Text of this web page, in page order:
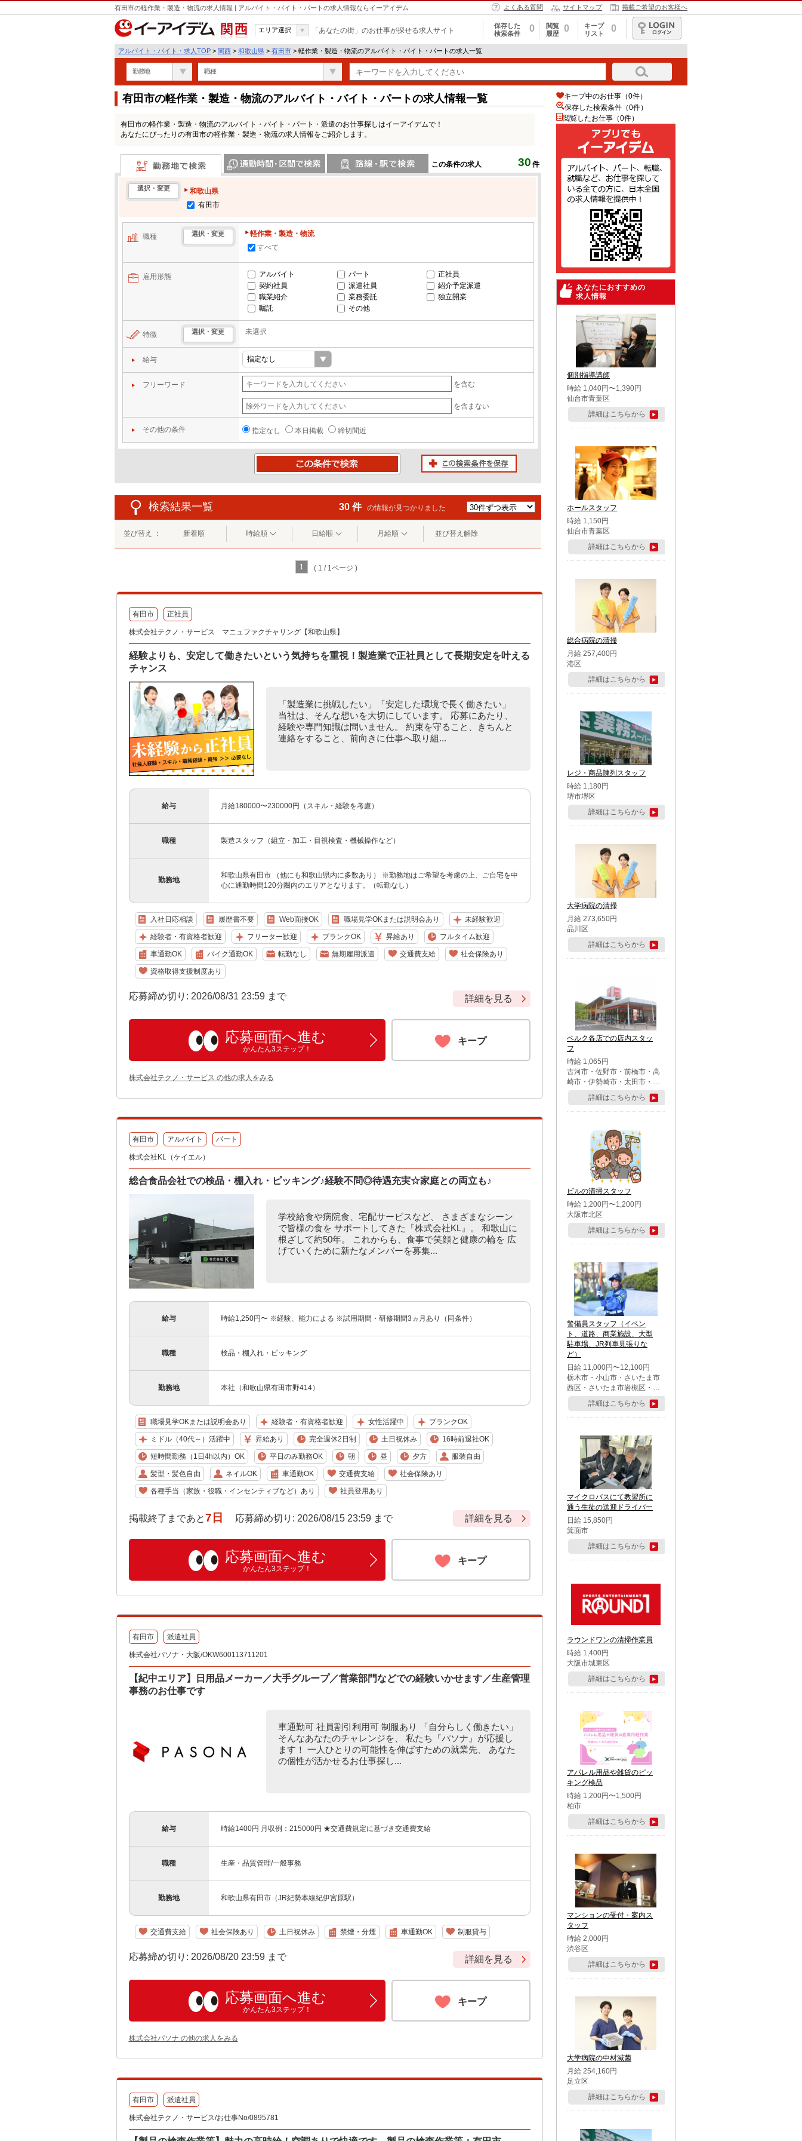
有田市の軽作業・製造・物流の求人情報 | アルバイト・バイト・パートの求人情報ならイーアイデム よくある質問 サイトマップ 掲載ご希望のお客様へ
関西
エリア選択 「あなたの街」のお仕事が探せる求人サイト
保存した
検索条件
0
閲覧
履歴
0
キープ
リスト
0
ログイン
アルバイト・バイト・求人TOP > 関西 > 和歌山県 > 有田市 > 軽作業・製造・物流のアルバイト・バイト・パートの求人一覧
勤務地 職種
有田市の軽作業・製造・物流のアルバイト・バイト・パートの求人情報一覧
有田市の軽作業・製造・物流のアルバイト・バイト・パート・派遣のお仕事探しはイーアイデムで！
あなたにぴったりの有田市の軽作業・製造・物流の求人情報をご紹介します。
この条件の求人 30 件
勤務地で検索
選択・変更
和歌山県
有田市
職種 選択・変更
軽作業・製造・物流
すべて
雇用形態 アルバイト パート
正社員
契約社員
派遣社員
紹介予定派遣
職業紹介
業務委託
独立開業
嘱託
その他
特徴 選択・変更 未選択
給与
フリーワード を含む
を含まない
その他の条件 指定なし 本日掲載 締切間近
検索結果一覧 30 件 の情報が見つかりました
並び替え ： 新着順 時給順 日給順 月給順 並び替え解除
1 ( 1 / 1ページ )
有田市 正社員
株式会社テクノ・サービス マニュファクチャリング【和歌山県】
経験よりも、安定して働きたいという気持ちを重視！製造業で正社員として長期安定を叶える
チャンス
「製造業に挑戦したい」「安定した環境で長く働きたい」
当社は、そんな想いを大切にしています。 応募にあたり、
経験や専門知識は問いません。 約束を守ること、きちんと
連絡をすること、前向きに仕事へ取り組...
給与 月給180000〜230000円（スキル・経験を考慮）
職種 製造スタッフ（組立・加工・目視検査・機械操作など）
勤務地
和歌山県有田市 （他にも和歌山県内に多数あり） ※勤務地はご希望を考慮の上、ご自宅を中
心に通勤時間120分圏内のエリアとなります。（転勤なし）
入社日応相談 履歴書不要 Web面接OK 職場見学OKまたは説明会あり 未経験歓迎
経験者・有資格者歓迎 フリーター歓迎 ブランクOK 昇給あり フルタイム歓迎
車通勤OK バイク通勤OK 転勤なし 無期雇用派遣 交通費支給 社会保険あり
資格取得支援制度あり
応募締め切り: 2026/08/31 23:59 まで 詳細を見る
応募画面へ進む
かんたん3ステップ！
キープ
株式会社テクノ・サービス の他の求人をみる
有田市 アルバイト パート
株式会社KL（ケイエル）
総合食品会社での検品・棚入れ・ピッキング♪経験不問◎待遇充実☆家庭との両立も♪
学校給食や病院食、宅配サービスなど、 さまざまなシーン
で皆様の食を サポートしてきた『株式会社KL』。 和歌山に
根ざして約50年。 これからも、食事で笑顔と健康の輪を 広
げていくために新たなメンバーを募集...
給与 時給1,250円〜 ※経験、能力による ※試用期間・研修期間3ヵ月あり（同条件）
職種 検品・棚入れ・ピッキング
勤務地 本社（和歌山県有田市野414）
職場見学OKまたは説明会あり 経験者・有資格者歓迎 女性活躍中 ブランクOK
ミドル（40代～）活躍中 昇給あり 完全週休2日制 土日祝休み 16時前退社OK
短時間勤務（1日4h以内）OK 平日のみ勤務OK 朝 昼 夕方 服装自由
髪型・髪色自由 ネイルOK 車通勤OK 交通費支給 社会保険あり
各種手当（家族・役職・インセンティブなど）あり 社員登用あり
掲載終了まであと7日 応募締め切り: 2026/08/15 23:59 まで 詳細を見る
応募画面へ進む
かんたん3ステップ！
キープ
有田市 派遣社員
株式会社パソナ・大阪/OKW600113711201
【紀中エリア】日用品メーカー／大手グループ／営業部門などでの経験いかせます／生産管理
事務のお仕事です
車通勤可 社員割引利用可 制服あり 「自分らしく働きたい」
そんなあなたのチャレンジを、 私たち『パソナ』が応援し
ます！ 一人ひとりの可能性を伸ばすための就業先、 あなた
の個性が活かせるお仕事探し...
給与 時給1400円 月収例：215000円 ★交通費規定に基づき交通費支給
職種 生産・品質管理/一般事務
勤務地 和歌山県有田市（JR紀勢本線紀伊宮原駅）
交通費支給 社会保険あり 土日祝休み 禁煙・分煙 車通勤OK 制服貸与
応募締め切り: 2026/08/20 23:59 まで 詳細を見る
応募画面へ進む
かんたん3ステップ！
キープ
株式会社パソナ の他の求人をみる
有田市 派遣社員
株式会社テクノ・サービス/お仕事No/0895781
キープ中のお仕事（0件）
保存した検索条件（0件）
閲覧したお仕事（0件）
あなたにおすすめの
求人情報
個別指導講師
時給 1,040円〜1,390円
仙台市青葉区
詳細はこちらから
ホールスタッフ
時給 1,150円
仙台市青葉区
詳細はこちらから
総合病院の清掃
月給 257,400円
港区
詳細はこちらから
レジ・商品陳列スタッフ
時給 1,180円
堺市堺区
詳細はこちらから
大学病院の清掃
月給 273,650円
品川区
詳細はこちらから
ベルク各店での店内スタッ
フ
時給 1,065円
古河市・佐野市・前橋市・高
崎市・伊勢崎市・太田市・館
林市・藤岡市・大泉町・さい
たま市北区・川越市・熊谷
市・行田市・秩父市・所沢
市・鶴ケ島市・千葉市中央
区・市川市・松戸市・習志野
市・柏市・流山市・八千代
市・足立区・江戸川区・八王
子市・町田市
詳細はこちらから
ビルの清掃スタッフ
時給 1,200円〜1,200円
大阪市北区
詳細はこちらから
警備員スタッフ（イベン
ト、道路、商業施設、大型
駐車場、JR列車見張りな
ど）
日給 11,000円〜12,100円
栃木市・小山市・さいたま市
西区・さいたま市岩槻区・久
喜市・蓮田市
詳細はこちらから
マイクロバスにて教習所に
通う生徒の送迎ドライバー
日給 15,850円
箕面市
詳細はこちらから
ラウンドワンの清掃作業員
時給 1,400円
大阪市城東区
詳細はこちらから
アパレル用品や雑貨のピッ
キング検品
時給 1,200円〜1,500円
柏市
詳細はこちらから
マンションの受付・案内ス
タッフ
時給 2,000円
渋谷区
詳細はこちらから
大学病院の中材滅菌
月給 254,160円
足立区
詳細はこちらから